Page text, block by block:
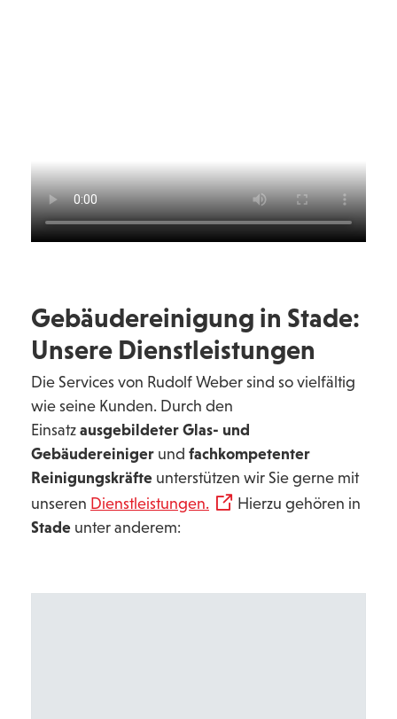
Gebäudereinigung in Stade:
Unsere Dienstleistungen
Die Services von Rudolf Weber sind so vielfältig
wie seine Kunden. Durch den
Einsatz ausgebildeter Glas- und
Gebäudereiniger und fachkompetenter
Reinigungskräfte unterstützen wir Sie gerne mit
unseren Dienstleistungen.
Hierzu gehören in
Stade unter anderem: